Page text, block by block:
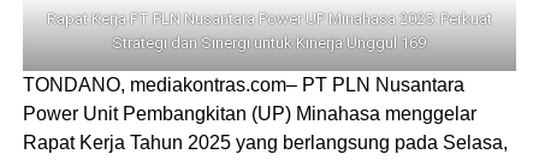
Rapat Kerja PT PLN Nusantara Power UP Minahasa 2025: Perkuat
Strategi dan Sinergi untuk Kinerja Unggul 169
TONDANO, mediakontras.com– PT PLN Nusantara
Power Unit Pembangkitan (UP) Minahasa menggelar
Rapat Kerja Tahun 2025 yang berlangsung pada Selasa,